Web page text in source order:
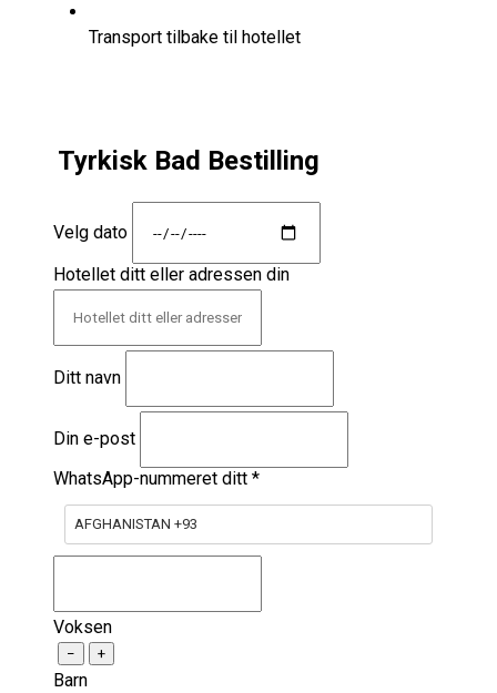
Transport tilbake til hotellet
Tyrkisk Bad Bestilling
Velg dato
Hotellet ditt eller adressen din
Ditt navn
Din e-post
WhatsApp-nummeret ditt *
AFGHANISTAN +93
Voksen
− +
Barn